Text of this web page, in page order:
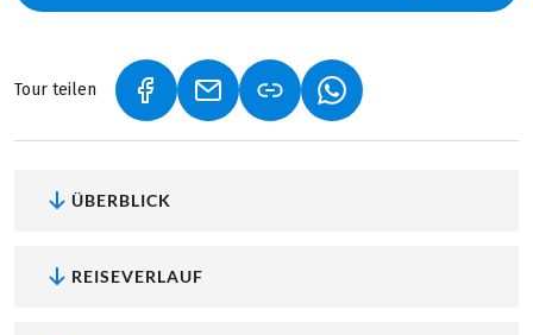
Tour teilen (LINK ÖFFNET IN NEUEM TAB)
(LINK ÖFFNET IN NEUEM TAB)
(LINK ÖFFNET IN
ÜBERBLICK
REISEVERLAUF